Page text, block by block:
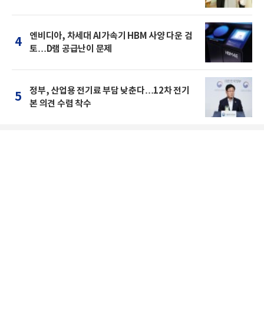
4
엔비디아, 차세대 AI가속기 HBM 사양 다운 검
토…D램 공급난이 문제
5
정부, 산업용 전기료 부담 낮춘다…12차 전기
본 의견 수렴 착수